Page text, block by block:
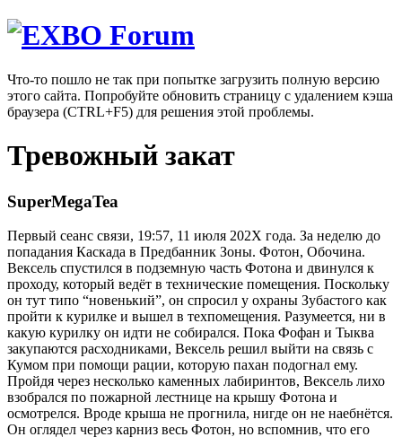
Что-то пошло не так при попытке загрузить полную версию
этого сайта. Попробуйте обновить страницу с удалением кэша
браузера (CTRL+F5) для решения этой проблемы.
Тревожный закат
SuperMegaTea
Первый сеанс связи, 19:57, 11 июля 202Х года. За неделю до
попадания Каскада в Предбанник Зоны. Фотон, Обочина.
Вексель спустился в подземную часть Фотона и двинулся к
проходу, который ведёт в технические помещения. Поскольку
он тут типо “новенький”, он спросил у охраны Зубастого как
пройти к курилке и вышел в техпомещения. Разумеется, ни в
какую курилку он идти не собирался. Пока Фофан и Тыква
закупаются расходниками, Вексель решил выйти на связь с
Кумом при помощи рации, которую пахан подогнал ему.
Пройдя через несколько каменных лабиринтов, Вексель лихо
взобрался по пожарной лестнице на крышу Фотона и
осмотрелся. Вроде крыша не прогнила, нигде он не наебнётся.
Он оглядел через карниз весь Фотон, но вспомнив, что его